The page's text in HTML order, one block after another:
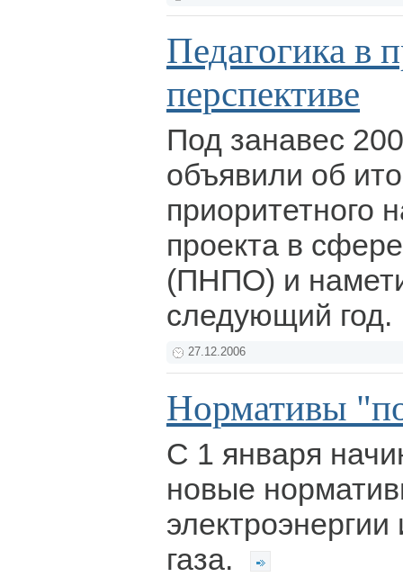
Педагогика в
перспективе
Под занавес
объявили об
приоритетного
проекта в
(ПНПО) и
следующий год.
27.12.2006
Нормативы
С 1 января
новые
газа.